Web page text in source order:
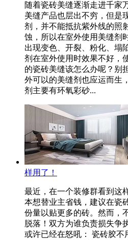
随着瓷砖美缝逐渐走进千家
美缝产品也层出不穷，但是
剂，并不能抵抗紫外线的照
蚀，所以在室外使用美缝剂
出现变色、开裂、粉化、塌
剂在室外使用时效果不好，
的瓷砖美缝该怎么办呢？别
外可以的美缝剂也应运而生
剂主要有环氧彩砂...
样用了！
最近，在一个装修群看到这
本想替业主省钱，建议在瓷
份量以贴更多的砖。然而，
脱落！双方为谁负责损失争
或许已经在怒吼： 瓷砖胶不